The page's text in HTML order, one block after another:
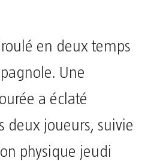
en deux temps
Une
a éclaté
deux joueurs, suivie
physique jeudi